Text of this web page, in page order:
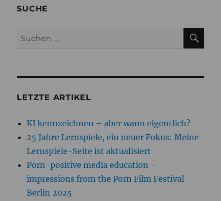
SUCHE
Suchen
nach:
LETZTE ARTIKEL
KI kennzeichnen – aber wann eigentlich?
25 Jahre Lernspiele, ein neuer Fokus: Meine
Lernspiele-Seite ist aktualisiert
Porn-positive media education –
impressions from the Porn Film Festival
Berlin 2025